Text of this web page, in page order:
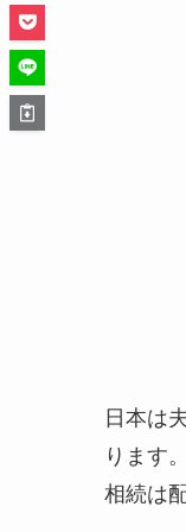
日本は
ります。
相続は